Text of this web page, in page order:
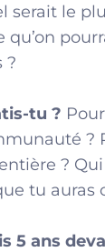
serait le
qu’on
?
tu ?
?
?
tu auras
5 ans